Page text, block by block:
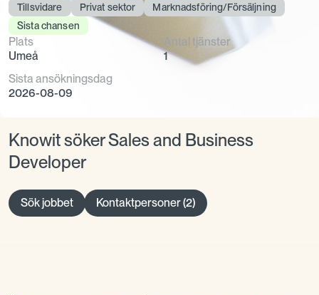
Tillsvidare Privat sektor
Marknadsföring/Försäljning
Sista chansen
Plats
Umeå
Antal tjänster
1
Sista ansökningsdag
2026-08-09
Knowit söker Sales and Business
Developer
Sök jobbet Kontaktpersoner (2)